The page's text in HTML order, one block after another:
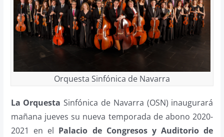
Orquesta Sinfónica de Navarra
La Orquesta Sinfónica de Navarra (OSN) inaugurará
mañana jueves su nueva temporada de abono 2020-
2021 en el Palacio de Congresos y Auditorio de